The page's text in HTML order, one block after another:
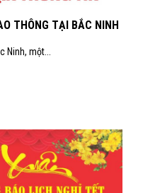
THÔNG TẠI BẮC NINH
Ninh, một...